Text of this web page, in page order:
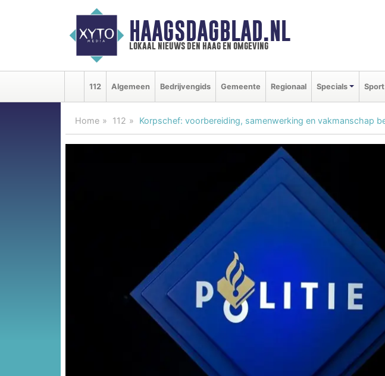
HAAGSDAGBLAD.NL
lokaal nieuws den haag en omgeving
112 Algemeen Bedrijvengids Gemeente Regionaal Specials Sport
Home 112 Korpschef: voorbereiding, samenwerking en vakmanschap